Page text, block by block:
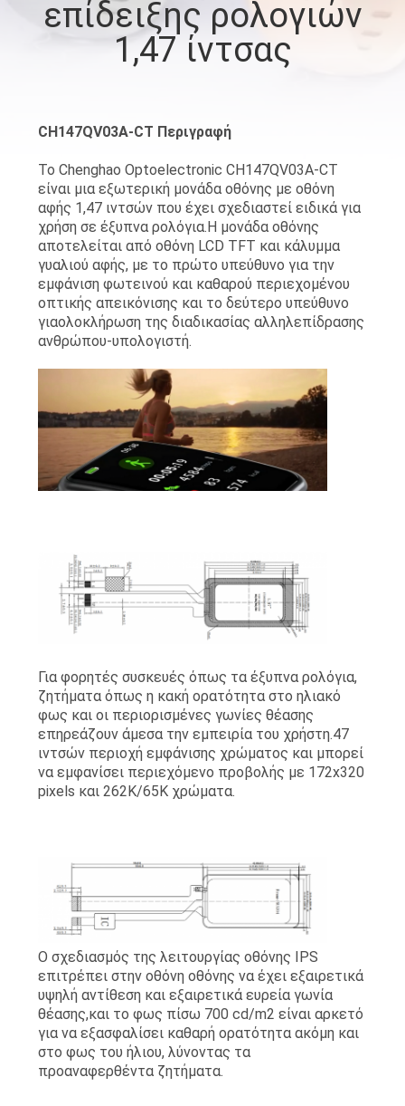
ΈΛΕΓΧΟΣ
ΠΟΙΌΤΗΤΑΣ
ΜΑΖΊ
ΜΑΣ
ΖΗΤΉΣΤΕ
ΜΙΑ
ΠΡΟΣΦΟΡΆ
SITEMAP
PRIVACY
POLICY
επίδειξης ρολογιών
1,47 ίντσας
CH147QV03A-CT Περιγραφή
Το Chenghao Optoelectronic CH147QV03A-CT
είναι μια εξωτερική μονάδα οθόνης με οθόνη
αφής 1,47 ιντσών που έχει σχεδιαστεί ειδικά για
χρήση σε έξυπνα ρολόγια.Η μονάδα οθόνης
αποτελείται από οθόνη LCD TFT και κάλυμμα
γυαλιού αφής, με το πρώτο υπεύθυνο για την
εμφάνιση φωτεινού και καθαρού περιεχομένου
οπτικής απεικόνισης και το δεύτερο υπεύθυνο
γιαολοκλήρωση της διαδικασίας αλληλεπίδρασης
ανθρώπου-υπολογιστή.
Για φορητές συσκευές όπως τα έξυπνα ρολόγια,
ζητήματα όπως η κακή ορατότητα στο ηλιακό
φως και οι περιορισμένες γωνίες θέασης
επηρεάζουν άμεσα την εμπειρία του χρήστη.47
ιντσών περιοχή εμφάνισης χρώματος και μπορεί
να εμφανίσει περιεχόμενο προβολής με 172x320
pixels και 262K/65K χρώματα.
Ο σχεδιασμός της λειτουργίας οθόνης IPS
επιτρέπει στην οθόνη οθόνης να έχει εξαιρετικά
υψηλή αντίθεση και εξαιρετικά ευρεία γωνία
θέασης,και το φως πίσω 700 cd/m2 είναι αρκετό
για να εξασφαλίσει καθαρή ορατότητα ακόμη και
στο φως του ήλιου, λύνοντας τα
προαναφερθέντα ζητήματα.